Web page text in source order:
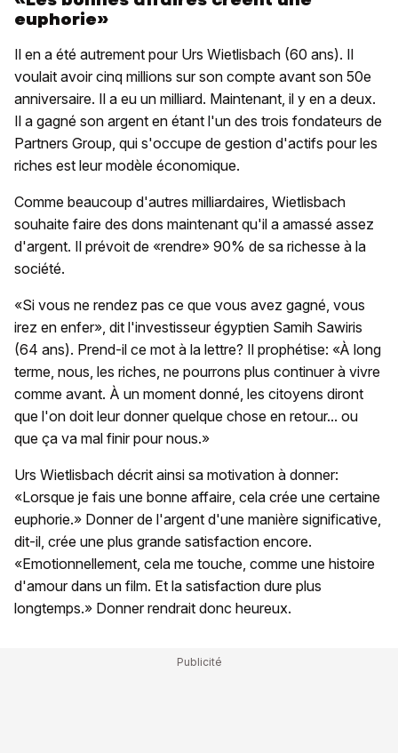
euphorie»
Il en a été autrement pour Urs Wietlisbach (60 ans). Il
voulait avoir cinq millions sur son compte avant son 50e
anniversaire. Il a eu un milliard. Maintenant, il y en a deux.
Il a gagné son argent en étant l'un des trois fondateurs de
Partners Group, qui s'occupe de gestion d'actifs pour les
riches est leur modèle économique.
Comme beaucoup d'autres milliardaires, Wietlisbach
souhaite faire des dons maintenant qu'il a amassé assez
d'argent. Il prévoit de «rendre» 90% de sa richesse à la
société.
«Si vous ne rendez pas ce que vous avez gagné, vous
irez en enfer», dit l'investisseur égyptien Samih Sawiris
(64 ans). Prend-il ce mot à la lettre? Il prophétise: «À long
terme, nous, les riches, ne pourrons plus continuer à vivre
comme avant. À un moment donné, les citoyens diront
que l'on doit leur donner quelque chose en retour... ou
que ça va mal finir pour nous.»
Urs Wietlisbach décrit ainsi sa motivation à donner:
«Lorsque je fais une bonne affaire, cela crée une certaine
euphorie.» Donner de l'argent d'une manière significative,
dit-il, crée une plus grande satisfaction encore.
«Emotionnellement, cela me touche, comme une histoire
d'amour dans un film. Et la satisfaction dure plus
longtemps.» Donner rendrait donc heureux.